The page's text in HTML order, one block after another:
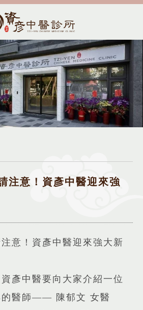
注意！資彥中醫迎來強
意！資彥中醫迎來強大新
彥中醫要向大家介紹一位
的醫師—— 陳郁文 女醫